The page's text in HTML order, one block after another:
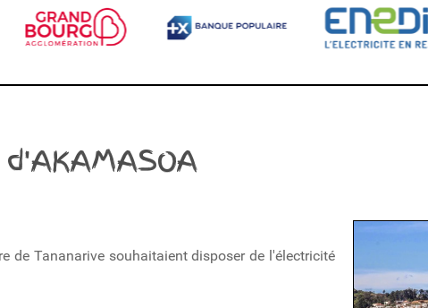
de Tananarive souhaitaient disposer de l'électricité